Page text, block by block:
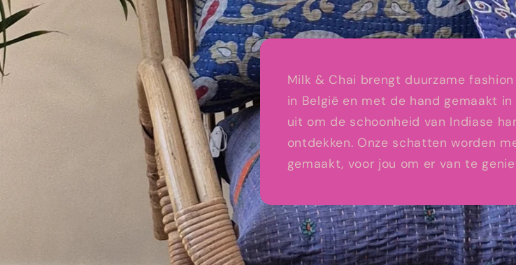
Milk & Chai brengt duurzame
in België en met de hand gemaakt in
uit om de schoonheid van Indiase
ontdekken. Onze schatten worden
gemaakt, voor jou om er van te